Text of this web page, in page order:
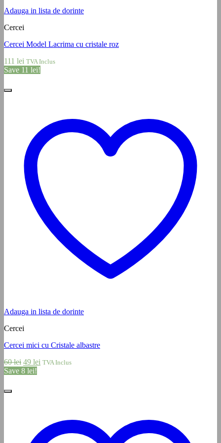
Adauga in lista de dorinte
Cercei
Cercei Model Lacrima cu cristale roz
111 lei TVA Inclus
Save 11 lei!
Adauga in lista de dorinte
Cercei
Cercei mici cu Cristale albastre
60lei Prețul
inițial
49 lei Prețul
TVA Inclus
Save 8 lei!